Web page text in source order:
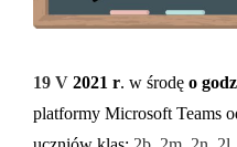
19 V 2021 r. w środę o
platformy Microsoft Teams